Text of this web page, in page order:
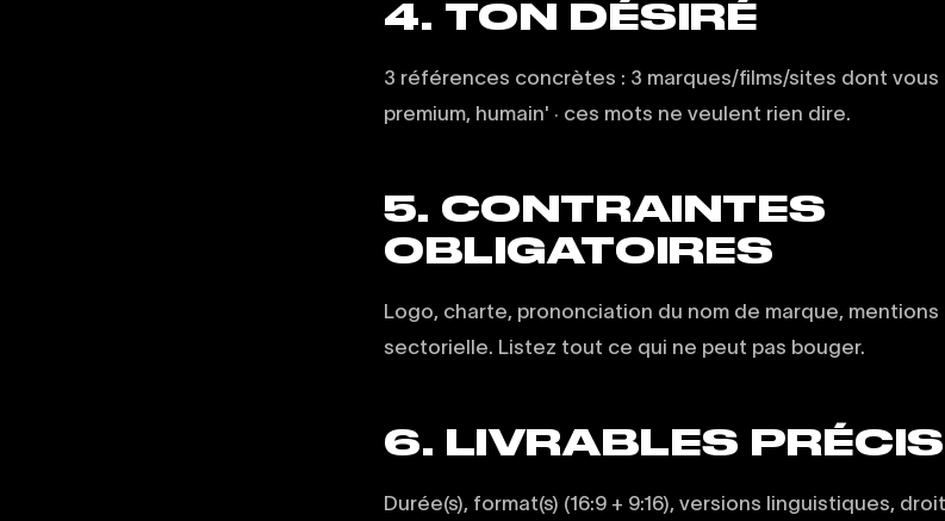
4. TON DÉSIRÉ
3 références concrètes : 3 marques/films/sites dont vous
premium, humain' · ces mots ne veulent rien dire.
5. CONTRAINTES
OBLIGATOIRES
Logo, charte, prononciation du nom de marque,
sectorielle. Listez tout ce qui ne peut pas bouger.
6. LIVRABLES PRÉCIS
Durée(s), format(s) (16:9 + 9:16), versions linguistiques,